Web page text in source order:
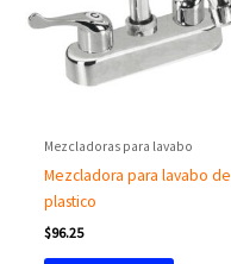
Mezcladoras para lavabo
Mezcladora para lavabo de
plastico
$96.25